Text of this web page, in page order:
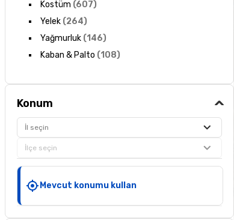
Kostüm (607)
Yelek(264)
Yağmurluk(146)
Kaban & Palto (108)
Konum
İl seçin
İlçe seçin
Mevcut konumu kullan